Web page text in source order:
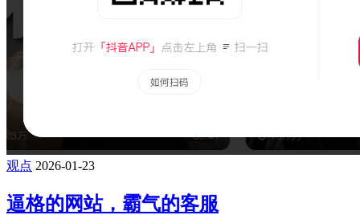
观点 2026-01-23
逼格的网站，霸气的客服